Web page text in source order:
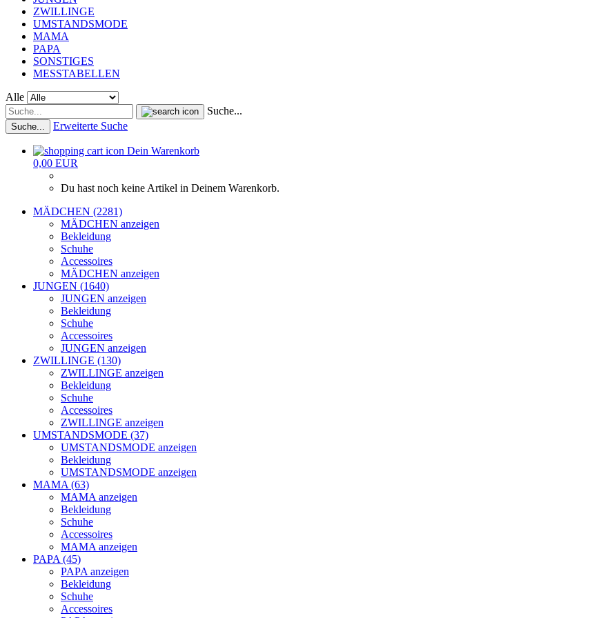
ZWILLINGE
UMSTANDSMODE
MAMA
PAPA
SONSTIGES
MESSTABELLEN
Alle
Suche...
Suche... Erweiterte Suche
Dein Warenkorb
0,00 EUR
Du hast noch keine Artikel in Deinem Warenkorb.
MÄDCHEN (2281)
MÄDCHEN anzeigen
Bekleidung
Schuhe
Accessoires
MÄDCHEN anzeigen
JUNGEN (1640)
JUNGEN anzeigen
Bekleidung
Schuhe
Accessoires
JUNGEN anzeigen
ZWILLINGE (130)
ZWILLINGE anzeigen
Bekleidung
Schuhe
Accessoires
ZWILLINGE anzeigen
UMSTANDSMODE (37)
UMSTANDSMODE anzeigen
Bekleidung
UMSTANDSMODE anzeigen
MAMA (63)
MAMA anzeigen
Bekleidung
Schuhe
Accessoires
MAMA anzeigen
PAPA (45)
PAPA anzeigen
Bekleidung
Schuhe
Accessoires